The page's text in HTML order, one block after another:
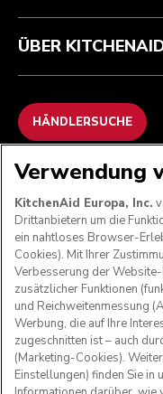
ÜBER
HÄNDLERSUCHE
Verwendung
KitchenAid Europa, Inc.
Drittanbietern um die
ein nahtloses Browser-
Cookies). Mit Ihrer
Verbesserung der
zusätzlicher Funktionen
und Reichweitenmessung
Werbung, die auf Ihre
zugeschnitten ist – auch
(Marketing-Cookies).
Einstellungen) finden Sie in